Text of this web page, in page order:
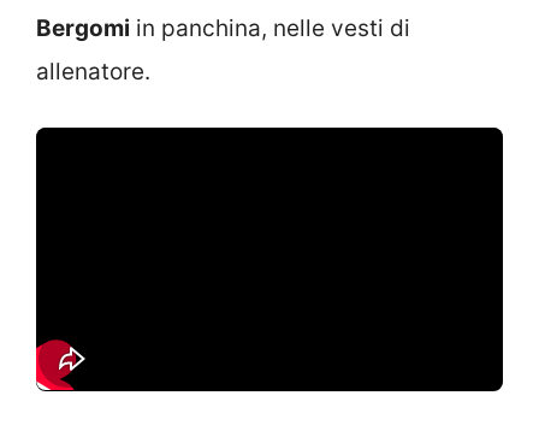
Bergomi in panchina, nelle vesti di
allenatore.